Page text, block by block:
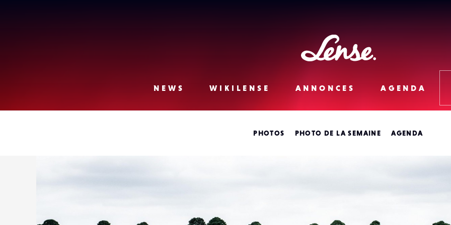
Lense
NEWS WIKILENSE ANNONCES AGENDA
PHOTOS PHOTO DE LA SEMAINE AGENDA